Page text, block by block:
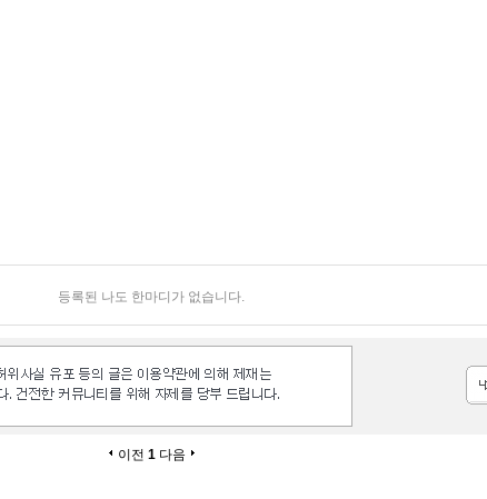
등록된 나도 한마디가 없습니다.
이전 1 다음